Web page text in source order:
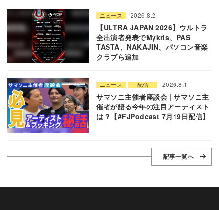
ニュース 2026.8.2
【ULTRA JAPAN 2026】ウルトラ
全出演者発表でMykris、PAS
TASTA、NAKAJIN、パソコン音楽
クラブら追加
ニュース 配信 2026.8.1
サマソニ主催者座談会 | サマソニ主
催者が語る今年の注目アーティスト
は？【#FJPodcast 7月19日配信】
記事一覧へ